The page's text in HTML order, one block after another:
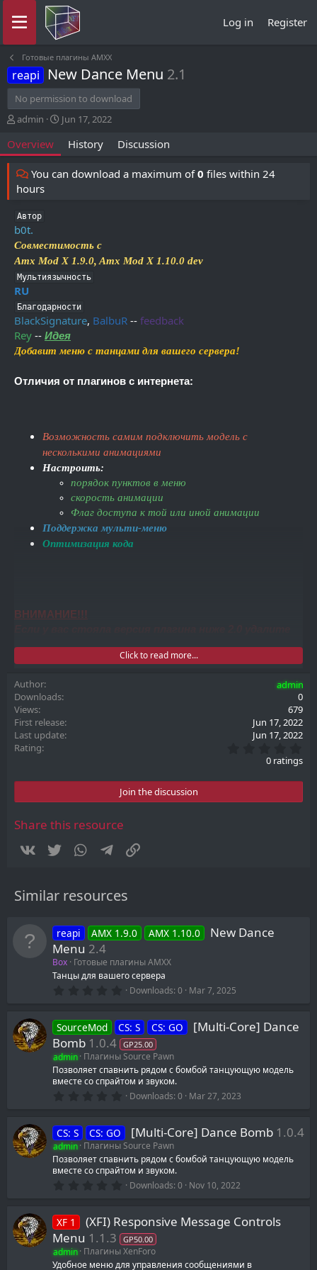
Log in Register
Готовые плагины AMXX
reapi New Dance Menu 2.1
No permission to download
A
t
h
o
r
admin
C
t
t
e
Jun 17, 2022
Overview History Discussion
You can download a maximum of0 files within 24
hours
Автор
b0t.
Совместимость с
Amx Mod X 1.9.0, Amx Mod X 1.10.0 dev
Мультиязычность
RU
Благодарности
BlackSignature, BalbuR -- feedback
Rey -- Идея
Добавит меню с танцами для вашего сервера!
Отличия от плагинов с интернета:
Возможность самим подключить модель с
несколькими анимациями
Настроить:
порядок пунктов в меню
скорость анимации
Флаг доступа к той или иной анимации
Поддержка мульти-меню
Оптимизация кода
ВНИМАНИЕ!!!
Иначе могут быть проблемы в работе!
dance--
Click to read more...
Author
admin
Downloads
0
Views
679
First release
Jun 17, 2022
Last update
Jun 17, 2022
Rating
.
0
t
0 ratings
Join the discussion
Share this resource
Vkontakte
Twitter WhatsAppTelegram
Similar resources
reapi AMX 1.9.0 AMX 1.10.0
New Dance
Menu 2.4
Box Готовые плагины AMXX
Танцы для вашего сервера
0
0
s
t
a
r
(
s
Downloads 0 Mar 7, 2025
SourceMod CS: S CS: GO
[Multi-Core] Dance
Bomb 1.0.4 GP25.00
admin Плагины Source Pawn
Позволяет спавнить рядом с бомбой танцующую модель
вместе со спрайтом и звуком.
0
0
s
t
a
r
(
s
Downloads 0 Mar 27, 2023
CS: S CS: GO [Multi-Core] Dance Bomb 1.0.4
admin Плагины Source Pawn
Позволяет спавнить рядом с бомбой танцующую модель
вместе со спрайтом и звуком.
0
s
t
a
r
(
Downloads 0 Nov 10, 2022
XF 1
(XFI) Responsive Message Controls
Menu 1.1.3 GP50.00
admin Плагины XenForo
Удобное меню для управления сообщениями в